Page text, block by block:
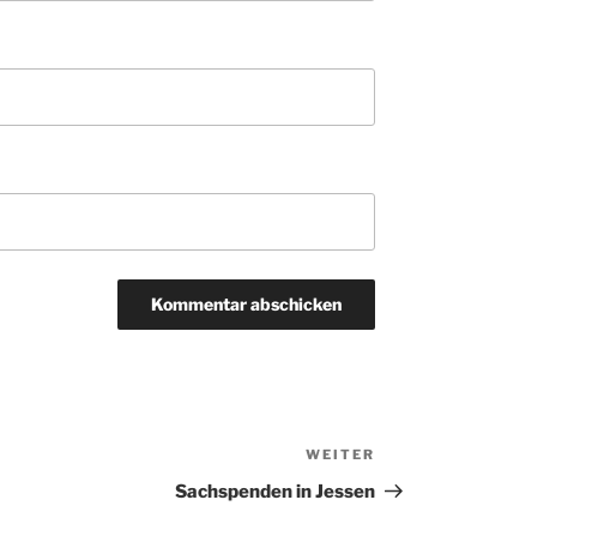
Beitrag
WEITER
Sachspenden in Jessen